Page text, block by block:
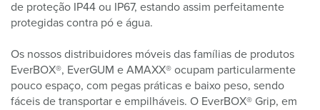
de proteção IP44 ou IP67, estando assim perfeitamente
protegidas contra pó e água.
Os nossos distribuidores móveis das famílias de produtos
EverBOX®, EverGUM e AMAXX® ocupam particularmente
pouco espaço, com pegas práticas e baixo peso, sendo
fáceis de transportar e empilháveis. O EverBOX® Grip, em